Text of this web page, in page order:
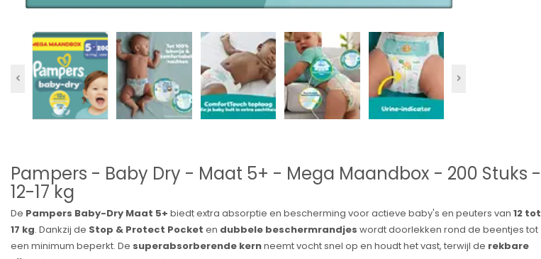
Pampers - Baby Dry - Maat 5+ - Mega Maandbox - 200 Stuks -
12-17 kg
De Pampers Baby-Dry Maat 5+ biedt extra absorptie en bescherming voor actieve baby's en peuters van 12 tot
17 kg. Dankzij de Stop & Protect Pocket en dubbele beschermrandjes wordt doorlekken rond de beentjes tot
een minimum beperkt. De superabsorberende kernneemt vocht snel op en houdt het vast, terwijl de rekbare